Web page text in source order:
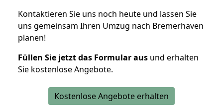
Kontaktieren Sie uns noch heute und lassen Sie
uns gemeinsam Ihren Umzug nach Bremerhaven
planen!
Füllen Sie jetzt das Formular aus und erhalten
Sie kostenlose Angebote.
Kostenlose Angebote erhalten